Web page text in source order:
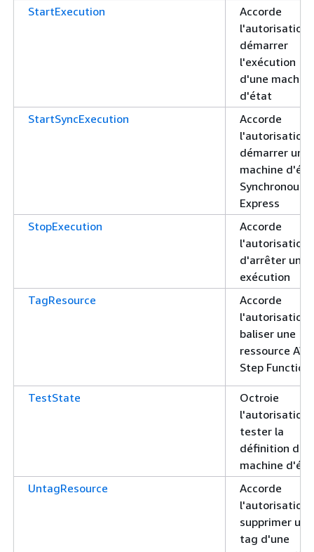
StartExecution
Accorde
l'autorisation
démarrer
l'exécution
d'une machine
d'état
StartSyncExecution
Accorde
l'autorisation
démarrer une
machine
Synchronous
Express
StopExecution
Accorde
l'autorisation
d'arrêter une
exécution
TagResource
Accorde
l'autorisation
baliser une
ressource
Step
TestState
Octroie
l'autorisation
tester la
définition
machine
UntagResource
Accorde
l'autorisation
supprimer un
tag d'une